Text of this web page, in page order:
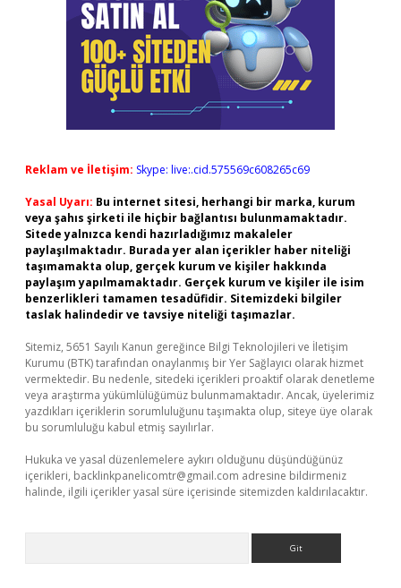
Reklam ve İletişim: Skype: live:.cid.575569c608265c69
Yasal Uyarı: Bu internet sitesi, herhangi bir marka, kurum
veya şahıs şirketi ile hiçbir bağlantısı bulunmamaktadır.
Sitede yalnızca kendi hazırladığımız makaleler
paylaşılmaktadır. Burada yer alan içerikler haber niteliği
taşımamakta olup, gerçek kurum ve kişiler hakkında
paylaşım yapılmamaktadır. Gerçek kurum ve kişiler ile isim
benzerlikleri tamamen tesadüfidir. Sitemizdeki bilgiler
taslak halindedir ve tavsiye niteliği taşımazlar.
Sitemiz, 5651 Sayılı Kanun gereğince Bilgi Teknolojileri ve İletişim
Kurumu (BTK) tarafından onaylanmış bir Yer Sağlayıcı olarak hizmet
vermektedir. Bu nedenle, sitedeki içerikleri proaktif olarak denetleme
veya araştırma yükümlülüğümüz bulunmamaktadır. Ancak, üyelerimiz
yazdıkları içeriklerin sorumluluğunu taşımakta olup, siteye üye olarak
bu sorumluluğu kabul etmiş sayılırlar.
Hukuka ve yasal düzenlemelere aykırı olduğunu düşündüğünüz
içerikleri, backlinkpanelicomtr@gmail.com adresine bildirmeniz
halinde, ilgili içerikler yasal süre içerisinde sitemizden kaldırılacaktır.